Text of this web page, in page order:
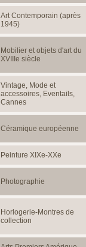
Art Contemporain (après
1945)
Mobilier et objets d'art du
XVIIIe siècle
Vintage, Mode et
accessoires, Eventails,
Cannes
Céramique européenne
Peinture XIXe-XXe
Photographie
Horlogerie-Montres de
collection